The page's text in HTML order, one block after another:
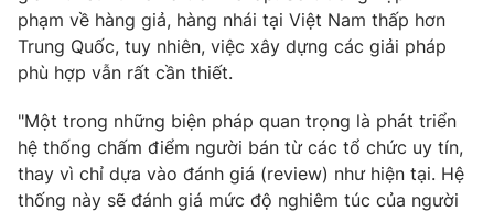
phạm về hàng giả, hàng nhái tại Việt Nam thấp hơn
Trung Quốc, tuy nhiên, việc xây dựng các giải pháp
phù hợp vẫn rất cần thiết.
"Một trong những biện pháp quan trọng là phát triển
hệ thống chấm điểm người bán từ các tổ chức uy tín,
thay vì chỉ dựa vào đánh giá (review) như hiện tại. Hệ
thống này sẽ đánh giá mức độ nghiêm túc của người